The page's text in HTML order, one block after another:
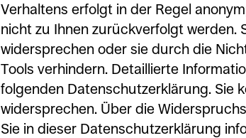
Verhaltens erfolgt in der Regel
nicht zu Ihnen zurückverfolgt werden.
widersprechen oder sie durch die
Tools verhindern. Detaillierte
folgenden Datenschutzerklärung. Sie
widersprechen. Über die
Sie in dieser Datenschutzerklärung